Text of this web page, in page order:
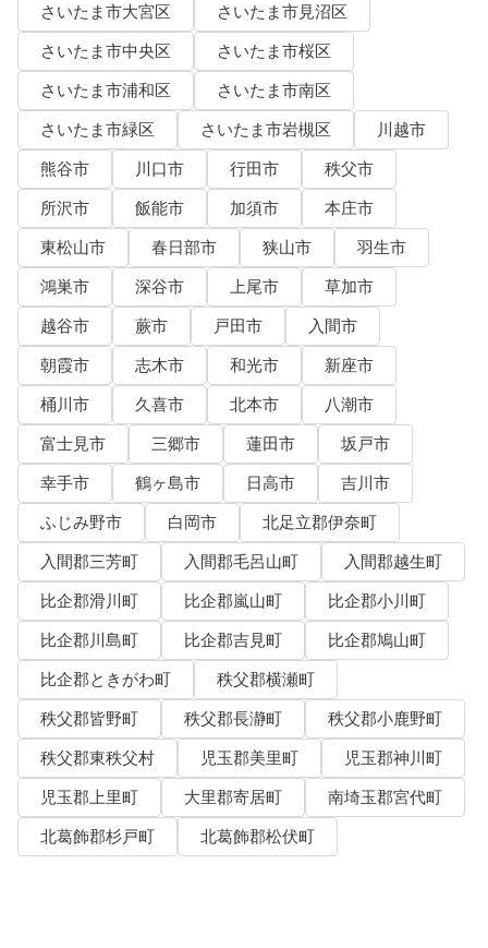
さいたま市大宮区
さいたま市見沼区
さいたま市中央区
さいたま市桜区
さいたま市浦和区
さいたま市南区
さいたま市緑区
さいたま市岩槻区
川越市
熊谷市
川口市 行田市
秩父市
所沢市
飯能市 加須市
本庄市
東松山市
春日部市 狭山市
羽生市
鴻巣市
深谷市 上尾市
草加市
越谷市
蕨市 戸田市
入間市
朝霞市
志木市 和光市
新座市
桶川市
久喜市 北本市
八潮市
富士見市
三郷市 蓮田市
坂戸市
幸手市
鶴ヶ島市 日高市
吉川市
ふじみ野市
白岡市
北足立郡伊奈町
入間郡三芳町
入間郡毛呂山町
入間郡越生町
比企郡滑川町
比企郡嵐山町
比企郡小川町
比企郡川島町
比企郡吉見町
比企郡鳩山町
比企郡ときがわ町
秩父郡横瀬町
秩父郡皆野町
秩父郡長瀞町
秩父郡小鹿野町
秩父郡東秩父村
児玉郡美里町
児玉郡神川町
児玉郡上里町
大里郡寄居町
南埼玉郡宮代町
北葛飾郡杉戸町
北葛飾郡松伏町